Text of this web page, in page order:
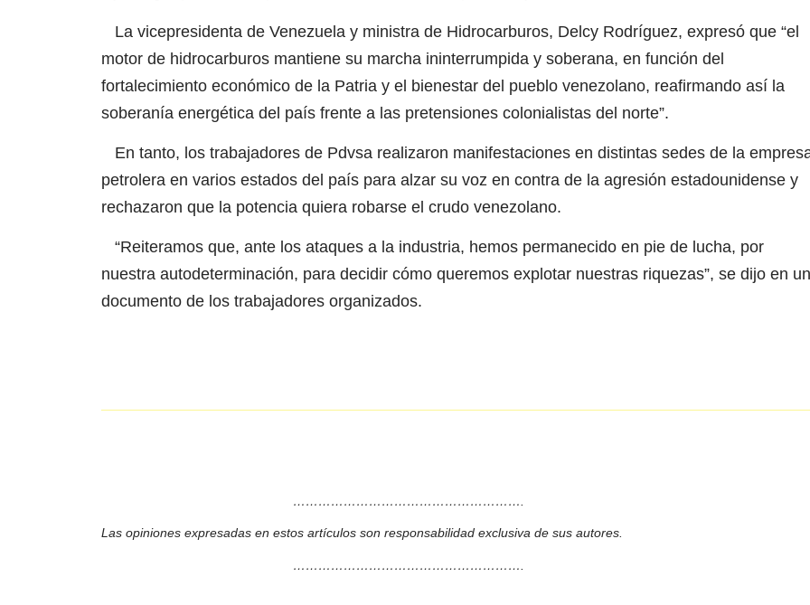
La vicepresidenta de Venezuela y ministra de Hidrocarburos, Delcy Rodríguez, expresó que “el
motor de hidrocarburos mantiene su marcha ininterrumpida y soberana, en función del
fortalecimiento económico de la Patria y el bienestar del pueblo venezolano, reafirmando así la
soberanía energética del país frente a las pretensiones colonialistas del norte”.
En tanto, los trabajadores de Pdvsa realizaron manifestaciones en distintas sedes de la
petrolera en varios estados del país para alzar su voz en contra de la agresión estadounidense y
rechazaron que la potencia quiera robarse el crudo venezolano.
“Reiteramos que, ante los ataques a la industria, hemos permanecido en pie de lucha, por
nuestra autodeterminación, para decidir cómo queremos explotar nuestras riquezas”, se dijo en un
documento de los trabajadores organizados.
……………………………………………….
Las opiniones expresadas en estos artículos son responsabilidad exclusiva de sus autores.
……………………………………………….